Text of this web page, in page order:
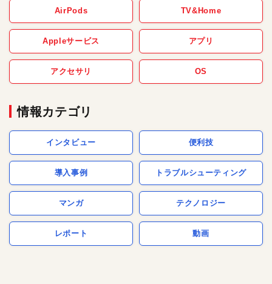
AirPods TV&Home
Appleサービス アプリ
アクセサリ OS
情報カテゴリ
インタビュー 便利技
導入事例 トラブルシューティング
マンガ テクノロジー
レポート 動画